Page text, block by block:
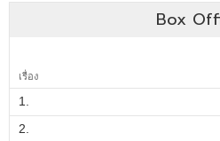
Box
เรื่อง
1.
2.